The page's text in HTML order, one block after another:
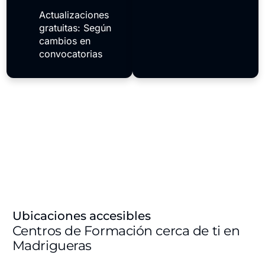
Actualizaciones
gratuitas: Según
cambios en
convocatorias
Ubicaciones accesibles
Centros de Formación cerca de ti en
Madrigueras